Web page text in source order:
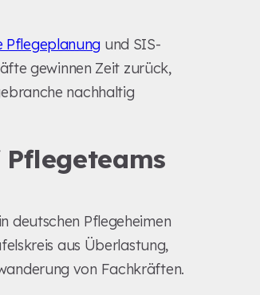
und SIS-
gewinnen Zeit zurück,
nachhaltig
deutschen Pflegeheimen
aus Überlastung,
von Fachkräften.